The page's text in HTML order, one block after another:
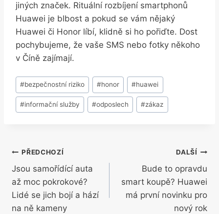
jiných značek. Rituální rozbíjení smartphonů
Huawei je blbost a pokud se vám nějaký
Huawei či Honor líbí, klidně si ho pořiďte. Dost
pochybujeme, že vaše SMS nebo fotky někoho
v Číně zajímají.
Štítky
příspěvků:
#bezpečnostní riziko #honor #huawei
#informační služby #odposlech #zákaz
Navigace
pro
příspěvek
PŘEDCHOZÍ
Jsou samořídící auta
až moc pokrokové?
Lidé se jich bojí a hází
na ně kameny
DALŠÍ
Bude to opravdu
smart koupě? Huawei
má první novinku pro
nový rok